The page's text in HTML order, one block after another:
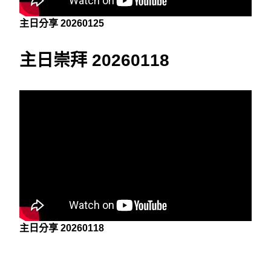
主日分享 20260125
主日崇拜 20260118
主日分享 20260118